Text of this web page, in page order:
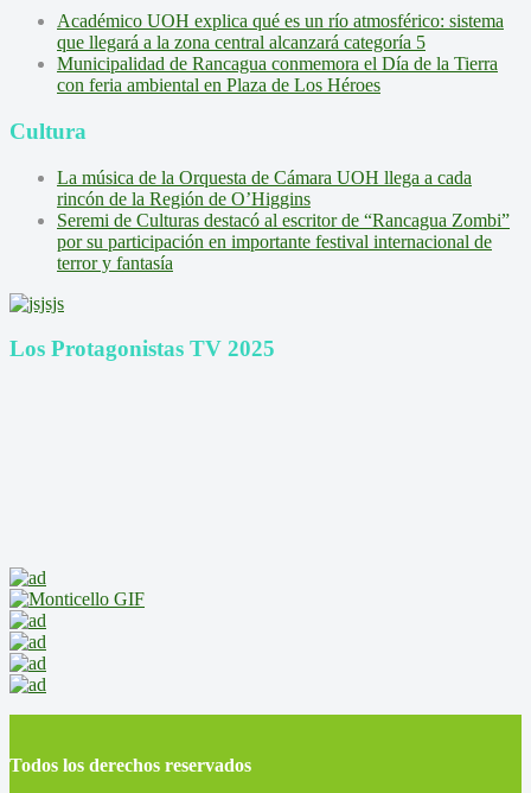
Académico UOH explica qué es un río atmosférico: sistema
que llegará a la zona central alcanzará categoría 5
Municipalidad de Rancagua conmemora el Día de la Tierra
con feria ambiental en Plaza de Los Héroes
Cultura
La música de la Orquesta de Cámara UOH llega a cada
rincón de la Región de O’Higgins
Seremi de Culturas destacó al escritor de “Rancagua Zombi”
por su participación en importante festival internacional de
terror y fantasía
Los Protagonistas TV 2025
Todos los derechos reservados